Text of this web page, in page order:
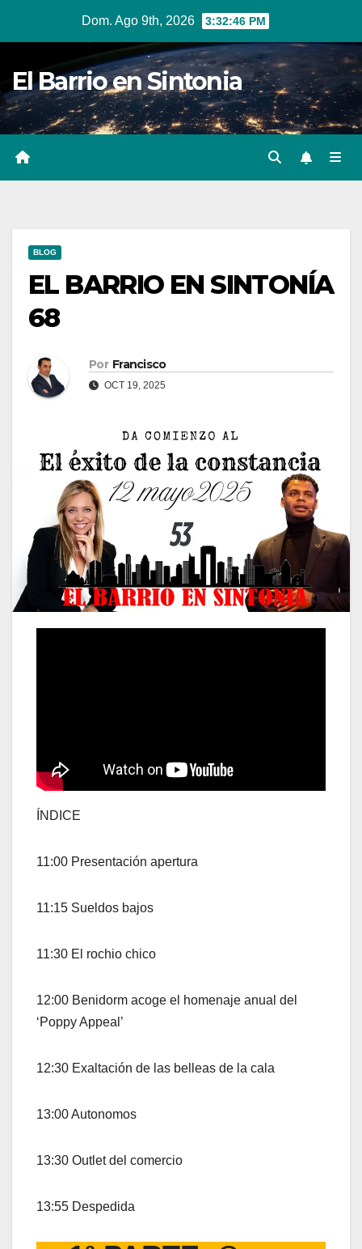
Dom. Ago 9th, 2026 3:32:47 PM
El Barrio en Sintonia
BLOG
EL BARRIO EN SINTONÍA
68
Por Francisco
OCT 19, 2025
ÍNDICE
11:00 Presentación apertura
11:15 Sueldos bajos
11:30 El rochio chico
12:00 Benidorm acoge el homenaje anual del
‘Poppy Appeal’
12:30 Exaltación de las belleas de la cala
13:00 Autonomos
13:30 Outlet del comercio
13:55 Despedida